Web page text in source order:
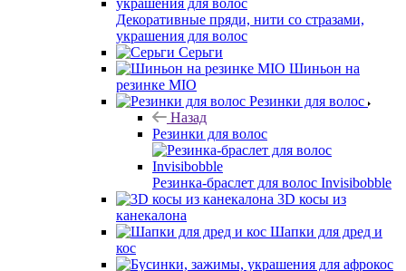
Декоративные пряди, нити со стразами,
украшения для волос
Серьги
Шиньон на
резинке MIO
Резинки для волос
Назад
Резинки для волос
Резинка-браслет для волос Invisibobble
3D косы из
канекалона
Шапки для дред и
кос